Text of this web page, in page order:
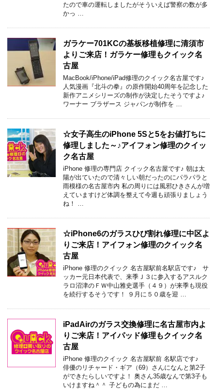
たので車の運転しましたがそういえば警察の数が多
かっ …
ガラケー701KCの基板移植修理に清須市
よりご来店！ガラケー修理もクイック名
古屋
MacBook/iPhone/iPad修理のクイック名古屋です♪
人気漫画『北斗の拳』の原作開始40周年を記念した
新作アニメシリーズの制作が決定したそうですよ♪
ワーナー ブラザース ジャパンが制作を …
☆女子高生のiPhone 5Sと5をお値打ちに
修理しました～♪アイフォン修理のクイッ
ク名古屋
iPhone 修理の専門店 クイック名古屋です♪ 朝は太
陽が出ていたので清々しい朝だったのにパラパラと
雨模様の名古屋市内 私の周りには風邪ひきさんが増
えていますけど体調を整えて今週も頑張りましょう
ね！ …
☆iPhone6のガラスひび割れ修理に中区よ
りご来店！アイフォン修理のクイック名
古屋
iPhone 修理のクイック 名古屋駅前名駅店です♪ サ
ッカー元日本代表で、来季Ｊ３に参入するアスルク
ラロ沼津のＦＷ中山雅史選手（４９）が来季も現役
を続行するそうです！ ９月に５０歳を迎 …
iPadAirのガラス交換修理に名古屋市内よ
りご来店！アイパッド修理もクイック名
古屋
iPhone 修理のクイック 名古屋駅前 名駅店です♪
俳優のリチャード・ギア（69）さんになんと第2子
ができたらしいですよ！ 奥さん35歳なんで第3子も
いけますね＾＾ 子どもの為にまだ …